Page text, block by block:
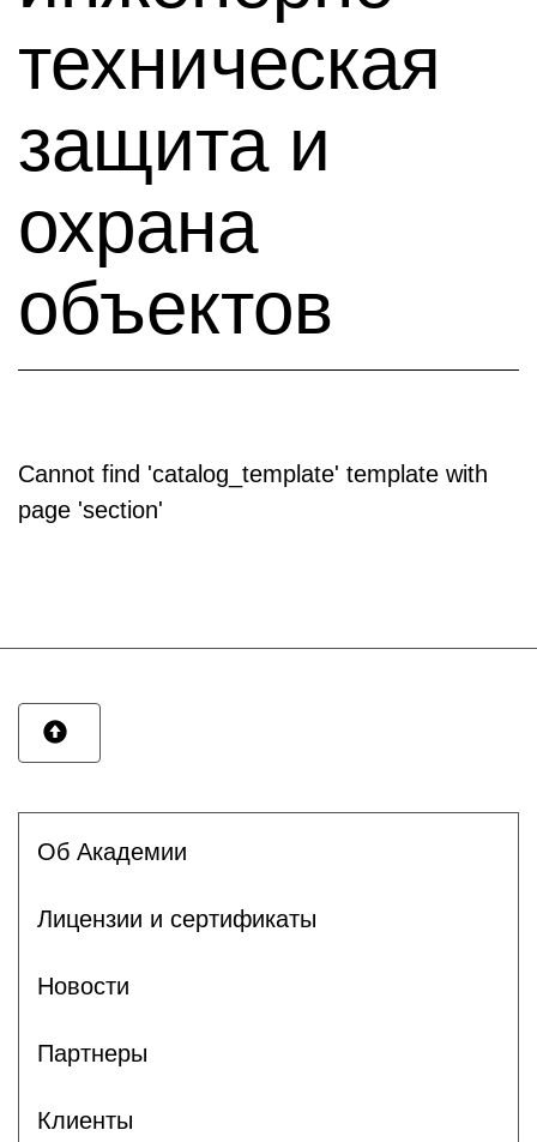
техническая
защита и
охрана
объектов
Cannot find 'catalog_template' template with
page 'section'
Об Академии
Лицензии и сертификаты
Новости
Партнеры
Клиенты